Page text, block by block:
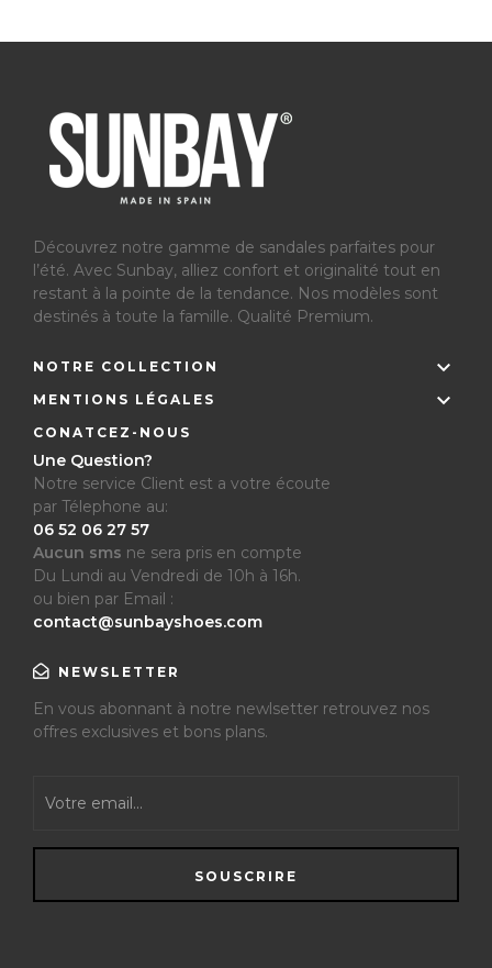
Découvrez notre gamme de sandales parfaites pour
l’été. Avec Sunbay, alliez confort et originalité tout en
restant à la pointe de la tendance. Nos modèles sont
destinés à toute la famille. Qualité Premium.
NOTRE COLLECTION 
MENTIONS LÉGALES 
CONATCEZ-NOUS
Une Question?
Notre service Client est a votre écoute
par Télephone au:
06 52 06 27 57
Aucun sms ne sera pris en compte
Du Lundi au Vendredi de 10h à 16h.
ou bien par Email :
contact@sunbayshoes.com
NEWSLETTER
En vous abonnant à notre newlsetter retrouvez nos
offres exclusives et bons plans.
SOUSCRIRE